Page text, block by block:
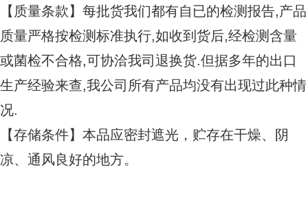
【质量条款】每批货我们都有自已的检测报告,产品
质量严格按检测标准执行,如收到货后,经检测含量
或菌检不合格,可协洽我司退换货.但据多年的出口
生产经验来查,我公司所有产品均没有出现过此种情
况.
【存储条件】本品应密封遮光，贮存在干燥、阴
凉、通风良好的地方。